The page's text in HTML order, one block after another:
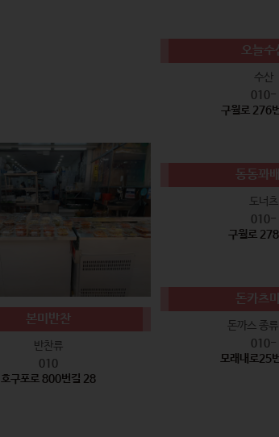
오늘수
수산
010-
구월로 276
본미반찬
반찬류
010
호구포로 800번길 28
동동꽈
도너츠
010-
구월로
돈카츠
돈까스 종
010-
모래내로25